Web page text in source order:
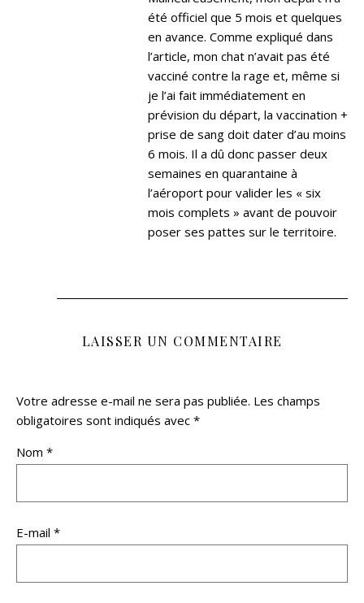
été officiel que 5 mois et quelques
en avance. Comme expliqué dans
l’article, mon chat n’avait pas été
vacciné contre la rage et, même si
je l’ai fait immédiatement en
prévision du départ, la vaccination +
prise de sang doit dater d’au moins
6 mois. Il a dû donc passer deux
semaines en quarantaine à
l’aéroport pour valider les « six
mois complets » avant de pouvoir
poser ses pattes sur le territoire.
LAISSER UN COMMENTAIRE
Votre adresse e-mail ne sera pas publiée. Les champs
obligatoires sont indiqués avec *
Nom *
E-mail *